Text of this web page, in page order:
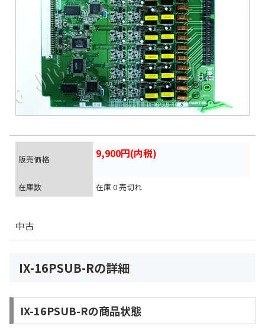
販売価格 9,900円(内税)
在庫数 在庫 0 売切れ
中古
IX-16PSUB-Rの詳細
IX-16PSUB-Rの商品状態